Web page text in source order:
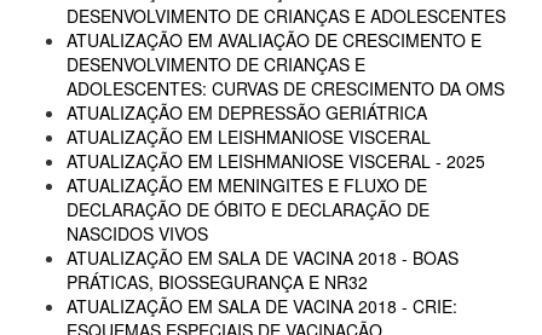
DESENVOLVIMENTO DE CRIANÇAS E ADOLESCENTES
ATUALIZAÇÃO EM AVALIAÇÃO DE CRESCIMENTO E
DESENVOLVIMENTO DE CRIANÇAS E
ADOLESCENTES: CURVAS DE CRESCIMENTO DA OMS
ATUALIZAÇÃO EM DEPRESSÃO GERIÁTRICA
ATUALIZAÇÃO EM LEISHMANIOSE VISCERAL
ATUALIZAÇÃO EM LEISHMANIOSE VISCERAL - 2025
ATUALIZAÇÃO EM MENINGITES E FLUXO DE
DECLARAÇÃO DE ÓBITO E DECLARAÇÃO DE
NASCIDOS VIVOS
ATUALIZAÇÃO EM SALA DE VACINA 2018 - BOAS
PRÁTICAS, BIOSSEGURANÇA E NR32
ATUALIZAÇÃO EM SALA DE VACINA 2018 - CRIE:
ESQUEMAS ESPECIAIS DE VACINAÇÃO